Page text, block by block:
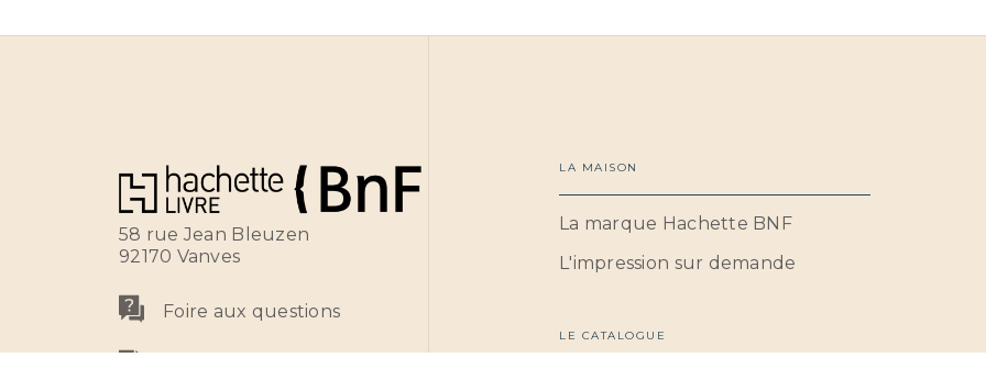
58 rue Jean Bleuzen
92170 Vanves
Foire aux questions
LA MAISON
La marque Hachette BNF
L'impression sur demande
LE CATALOGUE